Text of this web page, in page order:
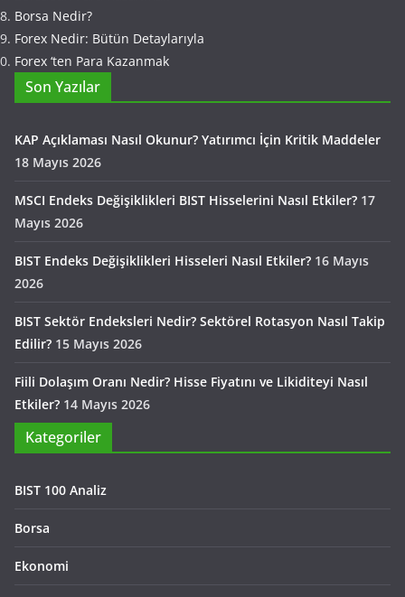
Borsa Nedir?
Forex Nedir: Bütün Detaylarıyla
Forex ‘ten Para Kazanmak
Son Yazılar
KAP Açıklaması Nasıl Okunur? Yatırımcı İçin Kritik Maddeler
18 Mayıs 2026
MSCI Endeks Değişiklikleri BIST Hisselerini Nasıl Etkiler? 17
Mayıs 2026
BIST Endeks Değişiklikleri Hisseleri Nasıl Etkiler? 16 Mayıs
2026
BIST Sektör Endeksleri Nedir? Sektörel Rotasyon Nasıl Takip
Edilir? 15 Mayıs 2026
Fiili Dolaşım Oranı Nedir? Hisse Fiyatını ve Likiditeyi Nasıl
Etkiler? 14 Mayıs 2026
Kategoriler
BIST 100 Analiz
Borsa
Ekonomi